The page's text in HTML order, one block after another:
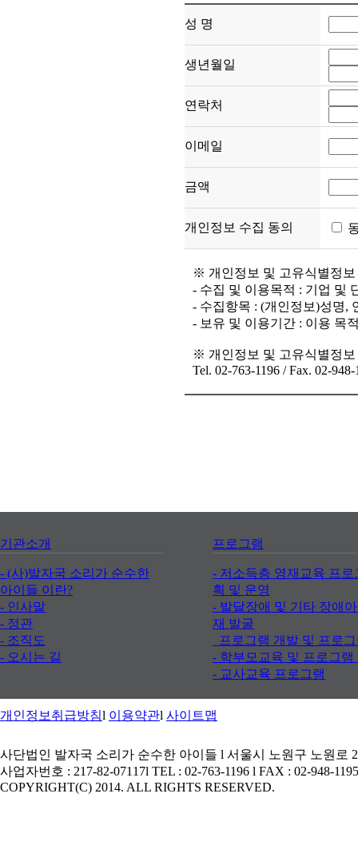
성 명
생년월일
연락처
이메일
금액
개인정보 수집 동의
※ 개인정보 및 고유식별정보
- 수집 및 이용목적 : 기업 및
- 수집항목 : (개인정보)성명,
- 보유 및 이용기간 : 이용 목
※ 개인정보 및 고유식별정보
Tel. 02-763-1196 / Fax. 02-948-
기관소개
- (사)발자국 소리가 순수한
아이들 이란?
- 인사말
- 정관
- 조직도
- 오시는 길
프로그램
- 저소득층 영재교육 프로
획 및 운영
- 발달장애 및 기타 장애
재 발굴
프로그램 개발 및 프로
- 학부모교육 및 프로그램
- 교사교육 프로그램
개인정보취급방침l 이용약관l 사이트맵
사단법인 발자국 소리가 순수한 아이들 l 서울시 노원구 노원로
사업자번호 : 217-82-07117l TEL : 02-763-1196 l FAX : 02-948-1195
COPYRIGHT(C) 2014. ALL RIGHTS RESERVED.